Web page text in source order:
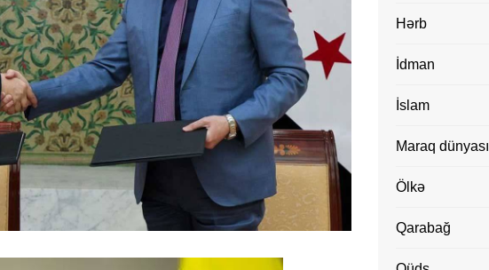
Hərb
İdman
İslam
Maraq dünyası
Ölkə
Qarabağ